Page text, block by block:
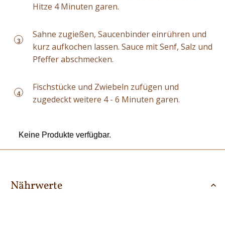
Hitze 4 Minuten garen.
3
Sahne zugießen, Saucenbinder einrühren und
kurz aufkochen lassen. Sauce mit Senf, Salz und
Pfeffer abschmecken.
4
Fischstücke und Zwiebeln zufügen und
zugedeckt weitere 4 - 6 Minuten garen.
Keine Produkte verfügbar.
Nährwerte